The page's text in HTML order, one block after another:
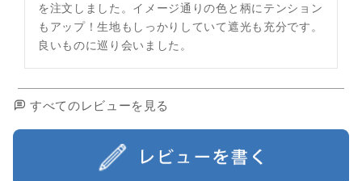
を注文しました。イメージ通りの色と柄にテンション
もアップ！生地もしっかりしていて遮光も充分です。
良いものに巡り会いました。
すべてのレビューを見る